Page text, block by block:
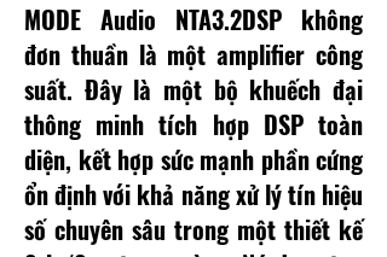
MODE Audio NTA3.2DSP không
đơn thuần là một amplifier công
suất. Đây là một bộ khuếch đại
thông minh tích hợp DSP toàn
diện, kết hợp sức mạnh phần cứng
ổn định với khả năng xử lý tín hiệu
số chuyên sâu trong một thiết kế